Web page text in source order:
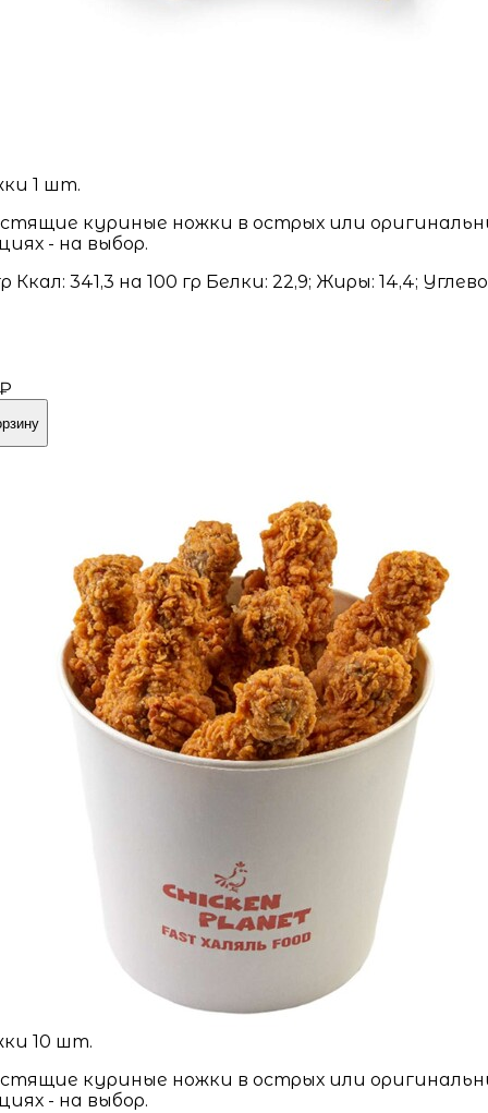
1 шт.
куриные ножки в острых или
- на выбор.
Ккал: 341,3 на 100 гр Белки: 22,9; Жиры: 14,4;
10 шт.
куриные ножки в острых или
- на выбор.